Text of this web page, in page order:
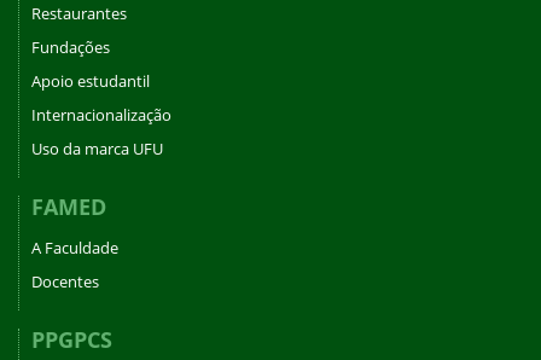
Restaurantes
Fundações
Apoio estudantil
Internacionalização
Uso da marca UFU
FAMED
A Faculdade
Docentes
PPGPCS